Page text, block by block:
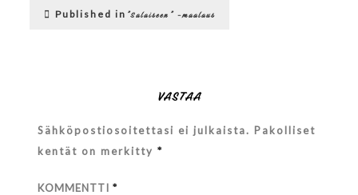
Artikkelien
Published in ”Salaiseen” -maalaus
VASTAA
Sähköpostiosoitettasi ei julkaista. Pakolliset
kentät on merkitty*
KOMMENTTI*